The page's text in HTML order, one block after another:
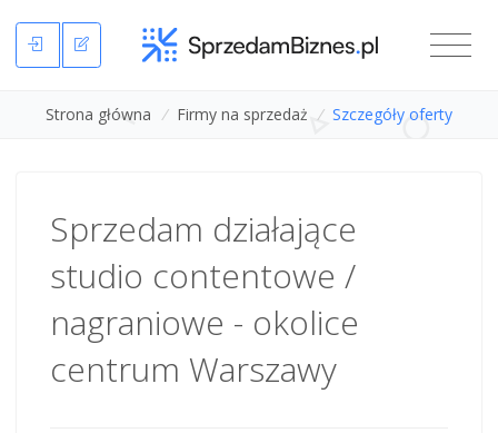
Strona główna / Firmy na sprzedaż / Szczegóły oferty
Sprzedam działające
studio contentowe /
nagraniowe - okolice
centrum Warszawy